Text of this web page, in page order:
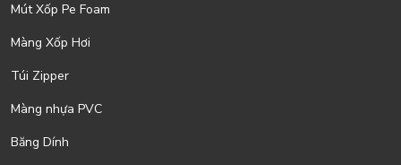
Mút Xốp Pe Foam
Màng Xốp Hơi
Túi Zipper
Màng nhựa PVC
Băng Dính